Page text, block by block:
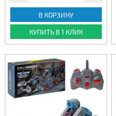
В КОРЗИНУ
КУПИТЬ В 1 КЛИК